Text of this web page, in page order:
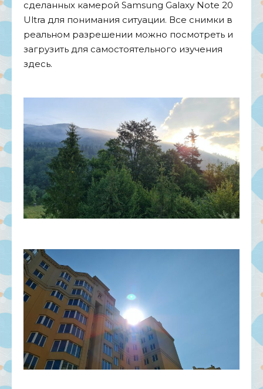
сделанных камерой Samsung Galaxy Note 20
Ultra для понимания ситуации. Все снимки в
реальном разрешении можно посмотреть и
загрузить для самостоятельного изучения
здесь.